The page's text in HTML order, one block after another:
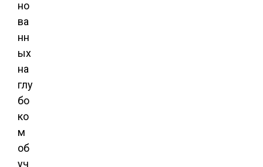
но
ва
нн
ых
на
глу
бо
ко
м
об
уч